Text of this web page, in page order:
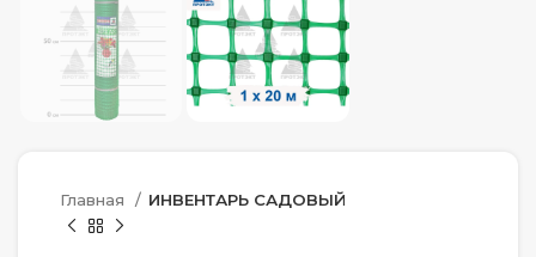
Главная ИНВЕНТАРЬ САДОВЫЙ